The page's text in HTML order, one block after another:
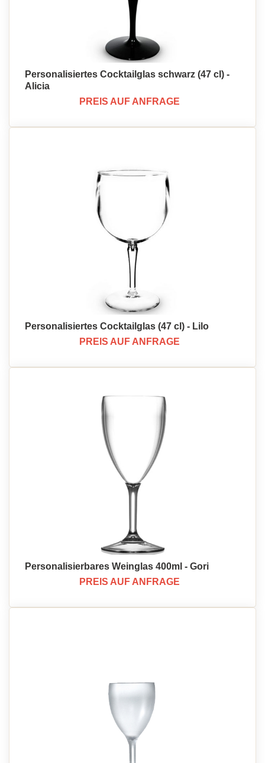
Personalisiertes Cocktailglas schwarz (47 cl) -
Alicia
PREIS AUF ANFRAGE
Personalisiertes Cocktailglas (47 cl) - Lilo
PREIS AUF ANFRAGE
Personalisierbares Weinglas 400ml - Gori
PREIS AUF ANFRAGE